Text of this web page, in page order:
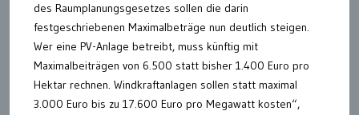
des Raumplanungsgesetzes sollen die darin
festgeschriebenen Maximalbeträge nun deutlich steigen.
Wer eine PV-Anlage betreibt, muss künftig mit
Maximalbeiträgen von 6.500 statt bisher 1.400 Euro pro
Hektar rechnen. Windkraftanlagen sollen statt maximal
3.000 Euro bis zu 17.600 Euro pro Megawatt kosten“,